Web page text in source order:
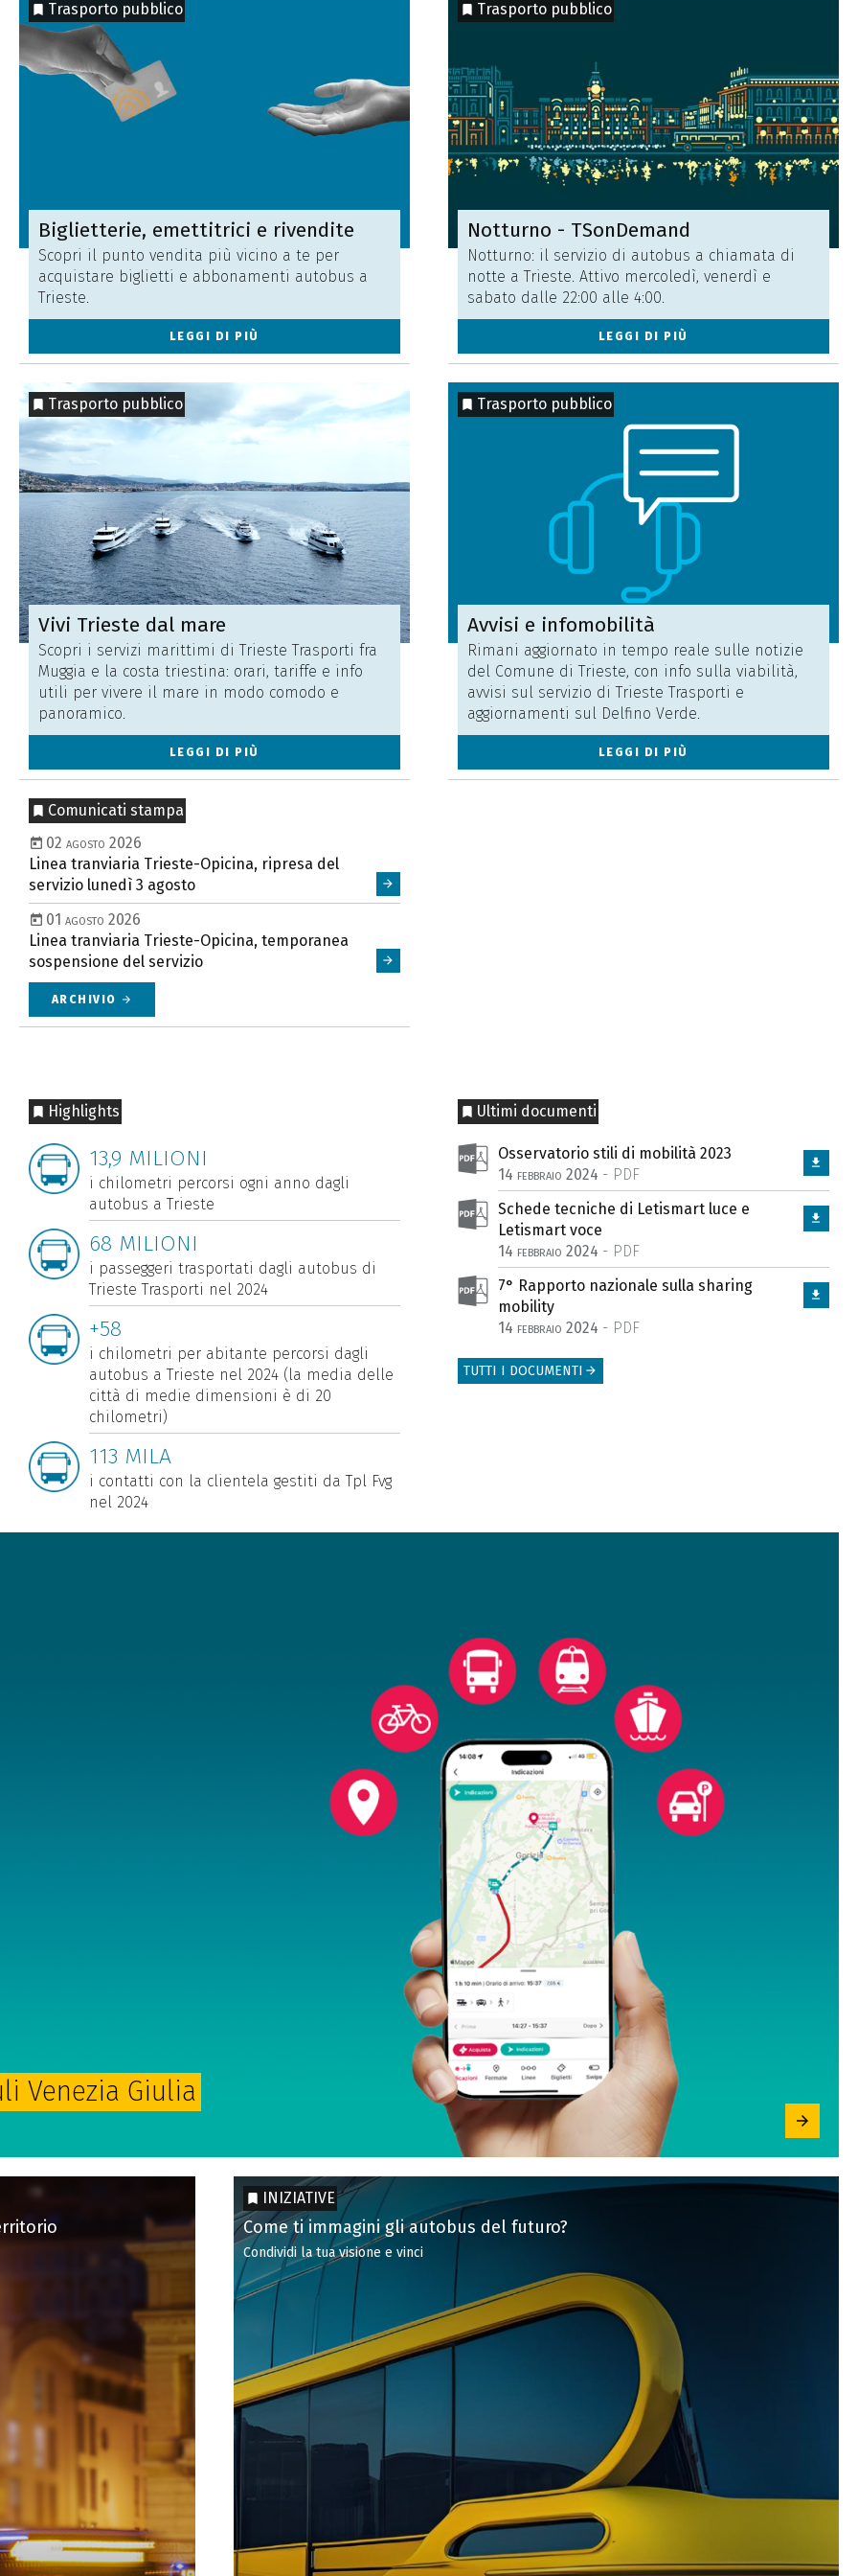
agosto 2026
tranviaria Trieste-Opicina, ripresa
servizio lunedì 3 agosto
l'intervento previsto dopo il problema
sabato 1° agosto.
Lavori stradali, modifiche dei percorsi
delle linee 25, 26 e 26/
Provvedimenti in vigore nella notte fra lunedì 3 e
martedì 4 agosto, dalle 22:00 alle 6:00.
Highlights
13,9 MILIONI
i chilometri percorsi ogni anno dagli
autobus a Trieste
68 MILIONI
i passeggeri trasportati dagli autobus di
Trieste Trasporti nel 2024
+58
i chilometri per abitante percorsi dagli
autobus a Trieste nel 2024 (la media delle
città di medie dimensioni è di 20
chilometri)
113 MILA
i contatti con la clientela gestiti da Tpl Fvg
nel 2024
Ultimi documenti
Osservatorio stili di mobilità 2023
14 febbraio 2024 - PDF
Schede tecniche di Letismart luce e
Letismart voce
14 febbraio 2024 - PDF
7° Rapporto nazionale sulla sharing
mobility
14 febbraio 2024 - PDF
TUTTI I DOCUMENTI arrow_forward
Trasporto pubblico
Biglietterie, emettitrici e rivendite
Scopri il punto vendita più vicino a te per
acquistare biglietti e abbonamenti autobus a
Trieste.
LEGGI DI PIÙ
Trasporto pubblico
Vivi Trieste dal mare
Scopri i servizi marittimi di Trieste Trasporti fra
Muggia e la costa triestina: orari, tariffe e info
utili per vivere il mare in modo comodo e
panoramico.
LEGGI DI PIÙ
Comunicati stampa
02 agosto 2026
Linea tranviaria Trieste-Opicina, ripresa del
servizio lunedì 3 agosto
01 agosto 2026
Linea tranviaria Trieste-Opicina, temporanea
sospensione del servizio
ARCHIVIO arrow_forward
Trasporto pubblico
Notturno - TSonDemand
Notturno: il servizio di autobus a chiamata di
notte a Trieste. Attivo mercoledì, venerdì e
sabato dalle 22:00 alle 4:00.
LEGGI DI PIÙ
Trasporto pubblico
Avvisi e infomobilità
Rimani aggiornato in tempo reale sulle notizie
del Comune di Trieste, con info sulla viabilità,
avvisi sul servizio di Trieste Trasporti e
aggiornamenti sul Delfino Verde.
LEGGI DI PIÙ
Venezia Giulia
INIZIATIVE
Come ti immagini gli autobus del futuro?
Condividi la tua visione e vinci